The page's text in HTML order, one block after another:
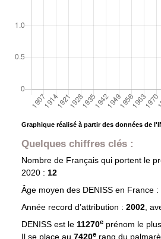
Graphique réalisé à partir des données de
Quelques chiffres clés :
Nombre de Français qui portent le
2020 : 12
Âge moyen des DENISSen France :
Année record d’attribution : 2002,
DENISS est le 11270eprénom le
Il se place au 7420e rang du